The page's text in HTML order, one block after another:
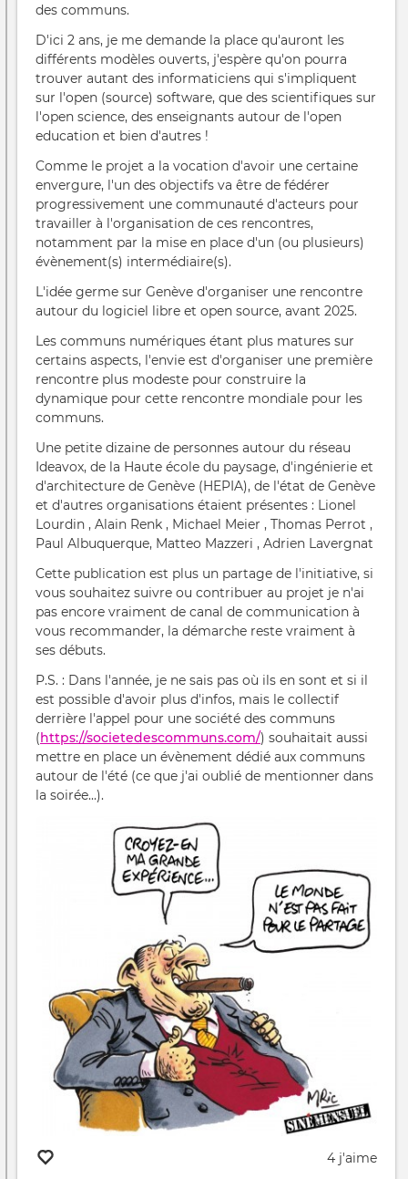
des communs.
D'ici 2 ans, je me demande la place qu'auront les
différents modèles ouverts, j'espère qu'on pourra
trouver autant des informaticiens qui s'impliquent
sur l'open (source) software, que des scientifiques sur
l'open science, des enseignants autour de l'open
education et bien d'autres !
Comme le projet a la vocation d'avoir une certaine
envergure, l'un des objectifs va être de fédérer
progressivement une communauté d'acteurs pour
travailler à l'organisation de ces rencontres,
notamment par la mise en place d'un (ou plusieurs)
évènement(s) intermédiaire(s).
L'idée germe sur Genève d'organiser une rencontre
autour du logiciel libre et open source, avant 2025.
Les communs numériques étant plus matures sur
certains aspects, l'envie est d'organiser une première
rencontre plus modeste pour construire la
dynamique pour cette rencontre mondiale pour les
communs.
Une petite dizaine de personnes autour du réseau
Ideavox, de la Haute école du paysage, d'ingénierie et
d'architecture de Genève (HEPIA), de l'état de Genève
et d'autres organisations étaient présentes : Lionel
Lourdin , Alain Renk , Michael Meier , Thomas Perrot ,
Paul Albuquerque, Matteo Mazzeri , Adrien Lavergnat
Cette publication est plus un partage de l'initiative, si
vous souhaitez suivre ou contribuer au projet je n'ai
pas encore vraiment de canal de communication à
vous recommander, la démarche reste vraiment à
ses débuts.
P.S. : Dans l'année, je ne sais pas où ils en sont et si il
est possible d'avoir plus d'infos, mais le collectif
derrière l'appel pour une société des communs
(https://societedescommuns.com/) souhaitait aussi
mettre en place un évènement dédié aux communs
autour de l'été (ce que j'ai oublié de mentionner dans
la soirée...).
4 j'aime